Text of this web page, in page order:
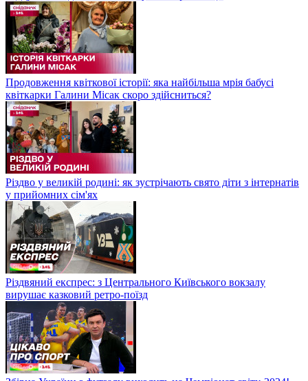
Продовження квіткової історії: яка найбільша мрія бабусі
квіткарки Галини Місак скоро здійсниться?
Різдво у великій родині: як зустрічають свято діти з інтернатів
у прийомних сім'ях
Різдвяний експрес: з Центрального Київського вокзалу
вирушає казковий ретро-поїзд